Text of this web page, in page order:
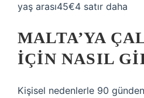
yaş arası45€4 satır daha
MALTA’YA
IÇIN NASIL
Kişisel nedenlerle 90